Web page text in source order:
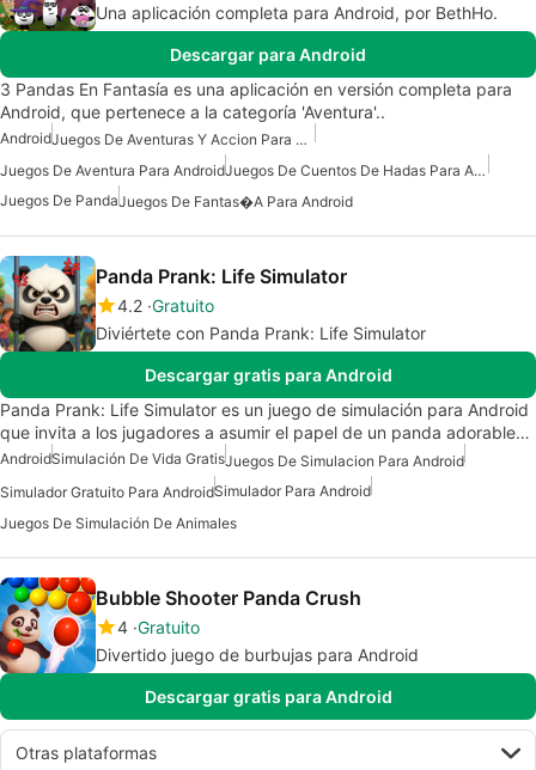
Una aplicación completa para Android, por BethHo.
Descargar para Android
3 Pandas En Fantasía es una aplicación en versión completa para
Android, que pertenece a la categoría 'Aventura'..
Android
Juegos De Aventuras Y Accion Para Android
Juegos De Aventura Para Android
Juegos De Cuentos De Hadas Para Android
Juegos De PandaJuegos De Fantas�a Para Android
Panda Prank: Life Simulator
4.2 Gratuito
Diviértete con Panda Prank: Life Simulator
Descargar gratis para Android
Panda Prank: Life Simulator es un juego de simulación para Android
que invita a los jugadores a asumir el papel de un panda adorable…
AndroidSimulación De Vida GratisJuegos De Simulacion Para Android
Simulador Gratuito Para AndroidSimulador Para Android
Juegos De Simulación De Animales
Bubble Shooter Panda Crush
4 Gratuito
Divertido juego de burbujas para Android
Descargar gratis para Android
Otras plataformas